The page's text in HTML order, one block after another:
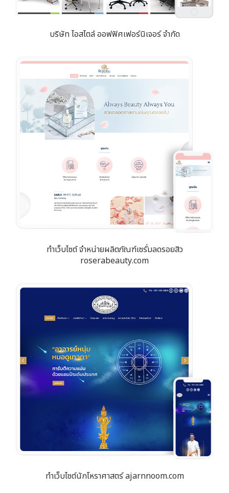
บริษัท ไอสไตล์ ออฟฟิศเฟอร์นิเจอร์ จำกัด
ทำเว็บไซต์ จำหน่ายผลิตภัณฑ์เซรั่มลดรอยสิว
roserabeauty.com
ทำเว็บไซต์นักโหราศาสตร์ ajarnnoom.com